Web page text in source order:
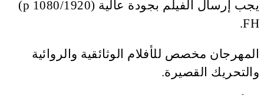
يجب إرسال الفيلم بجودة عالية (1080/1920 p)
FH.
المهرجان مخصص للأفلام الوثائقية والروائية
والتحريك القصيرة.